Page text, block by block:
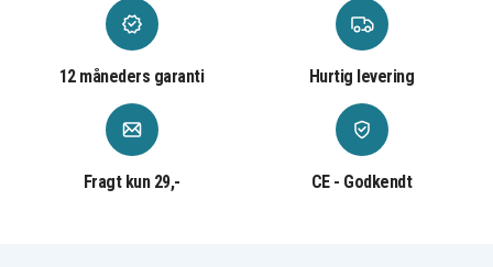
12 måneders garanti Hurtig levering
Fragt kun 29,- CE - Godkendt